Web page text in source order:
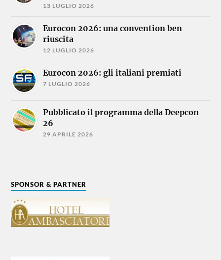
13 LUGLIO 2026
Eurocon 2026: una convention ben
riuscita
12 LUGLIO 2026
Eurocon 2026: gli italiani premiati
7 LUGLIO 2026
Pubblicato il programma della Deepcon
26
29 APRILE 2026
SPONSOR & PARTNER